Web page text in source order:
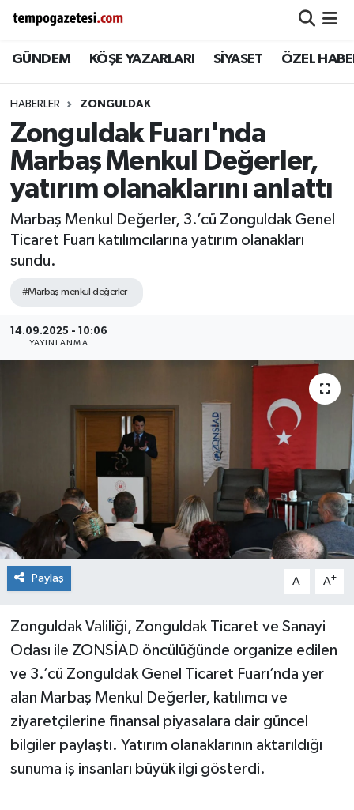
GÜNDEM KÖŞE YAZARLARI SİYASET ÖZEL
HABERLER ZONGULDAK
Zonguldak Fuarı'nda
Marbaş Menkul Değerler,
yatırım olanaklarını anlattı
Marbaş Menkul Değerler, 3.’cü Zonguldak Genel
Ticaret Fuarı katılımcılarına yatırım olanakları
sundu.
#Marbaş menkul değerler
14.09.2025 - 10:06
YAYINLANMA
Paylaş A- A+
Zonguldak Valiliği, Zonguldak Ticaret ve Sanayi
Odası ile ZONSİAD öncülüğünde organize edilen
ve 3.’cü Zonguldak Genel Ticaret Fuarı’nda yer
alan Marbaş Menkul Değerler, katılımcı ve
ziyaretçilerine finansal piyasalara dair güncel
bilgiler paylaştı. Yatırım olanaklarının aktarıldığı
sunuma iş insanları büyük ilgi gösterdi.
Alaplı
Çaycuma
Devrek
Ereğli
Gökçebey
GÜNDEM
Kozlu
YAŞAM
Zonguldak
Zonguldak Nöbetçi Eczaneler
Zonguldak Hava Durumu
Zonguldak Namaz Vakitleri
Zonguldak Trafik Yoğunluk Haritası
Süper Lig Puan Durumu ve Fikstür
Tüm Manşetler
Haber Arşivi